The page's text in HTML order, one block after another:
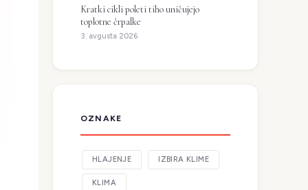
Kratki cikli poleti tiho uničujejo
toplotne črpalke
3. avgusta 2026
OZNAKE
HLAJENJE IZBIRA KLIME
KLIMA